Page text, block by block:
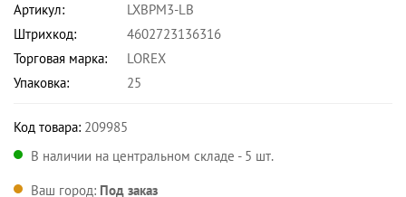
Артикул:
LXBPM3-LB
Штрихкод:
4602723136316
Торговая марка:
LOREX
Упаковка:
25
Код товара: 209985
В наличии на центральном складе - 5 шт.
Ваш город: Под заказ